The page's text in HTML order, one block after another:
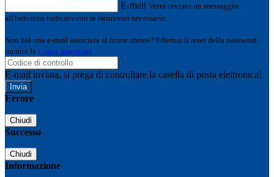
E-mail Verrà inviato un messaggio
all'indirizzo indicato con le istruzioni necessarie.
Non hai una e-mail associata al nome utente? Effettua il reset della password
tramite la Login Spaggiari
E-mail inviata, si prega di controllare la casella di posta elettronica!
Errore
Chiudi
Successo
Chiudi
Informazione